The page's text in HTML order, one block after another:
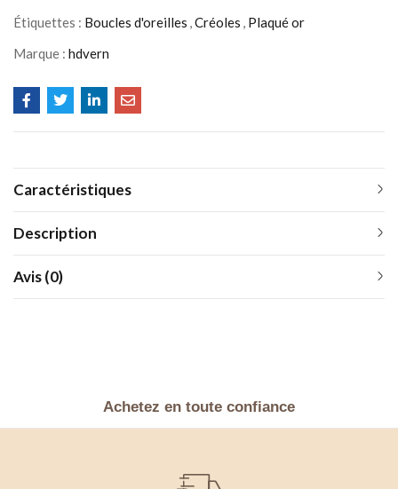
Étiquettes : Boucles d'oreilles ,Créoles , Plaqué or
Marque : hdvern
Caractéristiques
Description
Avis (0)
Achetez en toute confiance